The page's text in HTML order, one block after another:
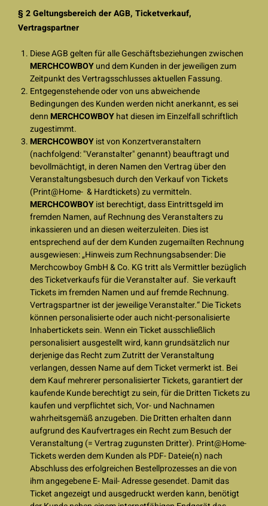
§ 2 Geltungsbereich der AGB, Ticketverkauf,
Vertragspartner
Diese AGB gelten für alle Geschäftsbeziehungen zwischen
MERCHCOWBOYund dem Kunden in der jeweiligen zum
Zeitpunkt des Vertragsschlusses aktuellen Fassung.
Entgegenstehende oder von uns abweichende
Bedingungen des Kunden werden nicht anerkannt, es sei
dennMERCHCOWBOYhat diesen im Einzelfall schriftlich
zugestimmt.
MERCHCOWBOYist von Konzertveranstaltern
(nachfolgend: "Veranstalter" genannt) beauftragt und
bevollmächtigt, in deren Namen den Vertrag über den
Veranstaltungsbesuch durch den Verkauf von Tickets
(Print@Home- & Hardtickets) zu vermitteln.
MERCHCOWBOYist berechtigt, dass Eintrittsgeld im
fremden Namen, auf Rechnung des Veranstalters zu
inkassieren und an diesen weiterzuleiten. Dies ist
entsprechend auf der dem Kunden zugemailten Rechnung
ausgewiesen: „Hinweis zum Rechnungsabsender: Die
Merchcowboy GmbH & Co. KG tritt als Vermittler bezüglich
des Ticketverkaufs für die Veranstalter auf. Sie verkauft
Tickets im fremden Namen und auf fremde Rechnung.
Vertragspartner ist der jeweilige Veranstalter.“ Die Tickets
können personalisierte oder auch nicht-personalisierte
Inhabertickets sein. Wenn ein Ticket ausschließlich
personalisiert ausgestellt wird, kann grundsätzlich nur
derjenige das Recht zum Zutritt der Veranstaltung
verlangen, dessen Name auf dem Ticket vermerkt ist. Bei
dem Kauf mehrerer personalisierter Tickets, garantiert der
kaufende Kunde berechtigt zu sein, für die Dritten Tickets zu
kaufen und verpflichtet sich, Vor- und Nachnamen
wahrheitsgemäß anzugeben. Die Dritten erhalten dann
aufgrund des Kaufvertrages ein Recht zum Besuch der
Veranstaltung (= Vertrag zugunsten Dritter). Print@Home-
Tickets werden dem Kunden als PDF- Dateie(n) nach
Abschluss des erfolgreichen Bestellprozesses an die von
ihm angegebene E- Mail- Adresse gesendet. Damit das
Ticket angezeigt und ausgedruckt werden kann, benötigt